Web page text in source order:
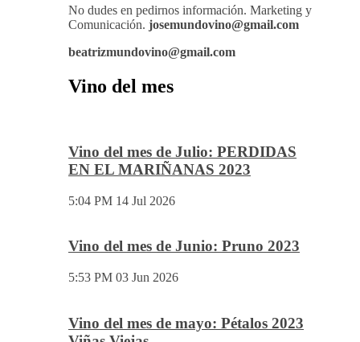
No dudes en pedirnos información. Marketing y
Comunicación. josemundovino@gmail.com
beatrizmundovino@gmail.com
Vino del mes
Vino del mes de Julio: PERDIDAS
EN EL MARIÑANAS 2023
5:04 PM 14 Jul 2026
Vino del mes de Junio: Pruno 2023
5:53 PM 03 Jun 2026
Vino del mes de mayo: Pétalos 2023